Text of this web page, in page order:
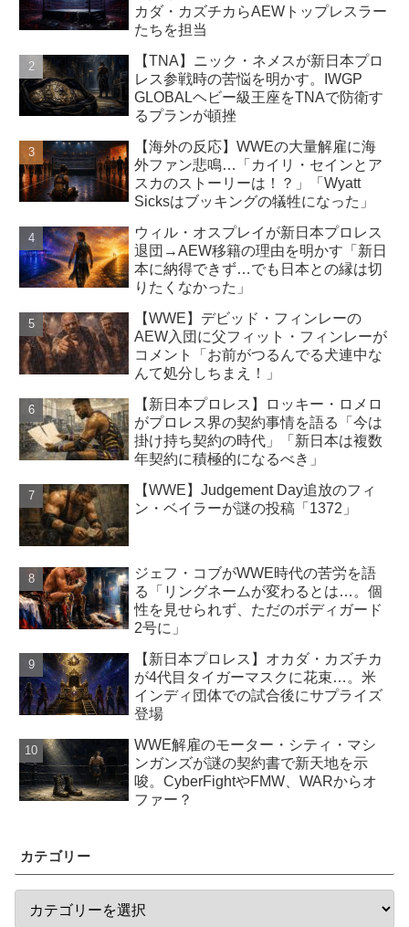
カダ・カズチカらAEWトップレスラー
たちを担当
【TNA】ニック・ネメスが新日本プロ
レス参戦時の苦悩を明かす。IWGP
GLOBALヘビー級王座をTNAで防衛す
るプランが頓挫
【海外の反応】WWEの大量解雇に海
外ファン悲鳴…「カイリ・セインとア
スカのストーリーは！？」「Wyatt
Sicksはブッキングの犠牲になった」
ウィル・オスプレイが新日本プロレス
退団→AEW移籍の理由を明かす「新日
本に納得できず…でも日本との縁は切
りたくなかった」
【WWE】デビッド・フィンレーの
AEW入団に父フィット・フィンレーが
コメント「お前がつるんでる犬連中な
んて処分しちまえ！」
【新日本プロレス】ロッキー・ロメロ
がプロレス界の契約事情を語る「今は
掛け持ち契約の時代」「新日本は複数
年契約に積極的になるべき」
【WWE】Judgement Day追放のフィ
ン・ベイラーが謎の投稿「1372」
ジェフ・コブがWWE時代の苦労を語
る「リングネームが変わるとは…。個
性を見せられず、ただのボディガード
2号に」
【新日本プロレス】オカダ・カズチカ
が4代目タイガーマスクに花束…。米
インディ団体での試合後にサプライズ
登場
WWE解雇のモーター・シティ・マシ
ンガンズが謎の契約書で新天地を示
唆。CyberFightやFMW、WARからオ
ファー？
カテゴリー